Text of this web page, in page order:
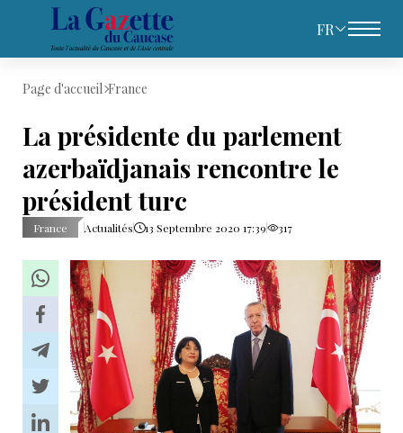
FR
Page d'accueil France
La présidente du parlement
azerbaïdjanais rencontre le
président turc
France Actualités 13 Septembre 2020 17:39 317